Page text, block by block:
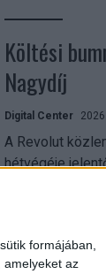
formájában,
amelyeket az
Költési
Nagydíj
Digital Center
A Revolut
hétvégéje
aktivitásban
kiderül, hogy
hétvégéhez